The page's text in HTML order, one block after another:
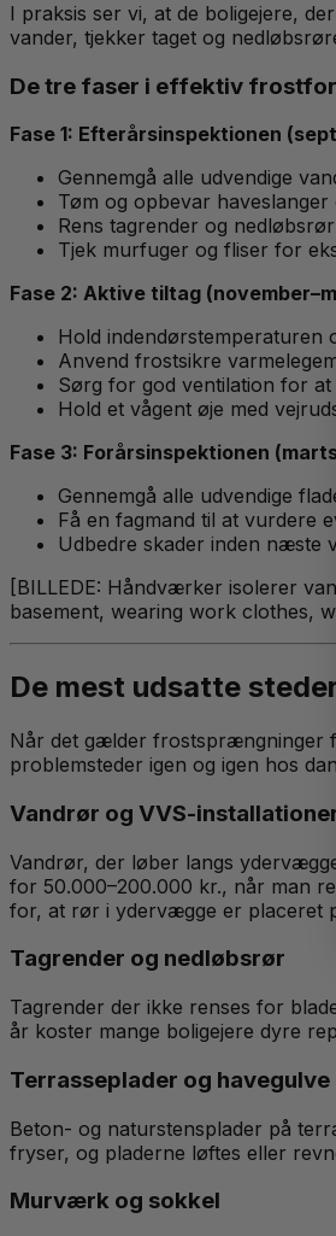
I praksis ser vi, at de boligejere,
vander, tjekker taget og
De tre faser i effektiv
Fase 1: Efterårsinspektionen
Gennemgå alle udvendige
Tøm og opbevar haveslanger
Rens tagrender og
Tjek murfuger og fliser for
Fase 2: Aktive tiltag
Hold indendørstemperaturen
Anvend frostsikre
Sørg for god ventilation for at
Hold et vågent øje med
Fase 3: Forårsinspektionen
Gennemgå alle udvendige
Få en fagmand til at vurdere
Udbedre skader inden næste
[BILLEDE: Håndværker isolerer
basement, wearing work clothes,
De mest udsatte
Når det gælder frostsprængninger
problemsteder igen og igen hos
Vandrør og VVS-
Vandrør, der løber langs
for 50.000–200.000 kr., når man
for, at rør i ydervægge er placeret
Tagrender og nedløbsrør
Tagrender der ikke renses for
år koster mange boligejere dyre
Terrasseplader og havegulve
Beton- og naturstensplader på
fryser, og pladerne løftes eller
Murværk og sokkel